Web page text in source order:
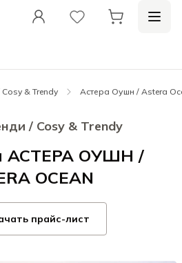
& Trendy Астера Оушн / Astera
/ Cosy & Trendy
АСТЕРА ОУШН /
OCEAN
прайс-лист